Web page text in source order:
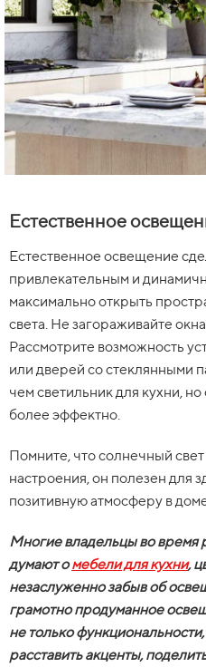
Естественное
Естественное освещение
привлекательным и
максимально открыть
света. Не загораживайте
Рассмотрите возможность
или дверей со стеклянными
чем светильник для кухни,
более эффектно.
Помните, что солнечный
настроения, он полезен для
позитивную атмосферу в
Многие владельцы во время
думают о мебели для кухни,
незаслуженно забыв об
грамотно продуманное
не только
расставить акценты,